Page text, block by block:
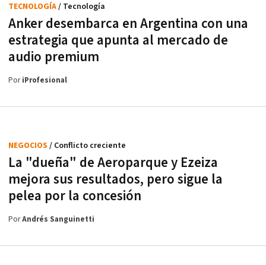
Anker desembarca en Argentina con una
estrategia que apunta al mercado de
audio premium
TECNOLOGÍA/ Tecnología
PoriProfesional
La "dueña" de Aeroparque y Ezeiza
mejora sus resultados, pero sigue la
pelea por la concesión
NEGOCIOS / Conflicto creciente
PorAndrés Sanguinetti